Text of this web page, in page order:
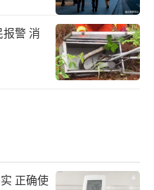
警 消
正确使